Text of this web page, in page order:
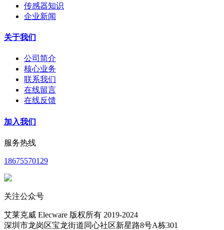
传感器知识
企业新闻
关于我们
公司简介
核心业务
联系我们
在线留言
在线反馈
加入我们
服务热线
18675570129
关注公众号
艾莱克威 Elecware 版权所有 2019-2024
深圳市龙岗区宝龙街道同心社区新星路8号A栋301